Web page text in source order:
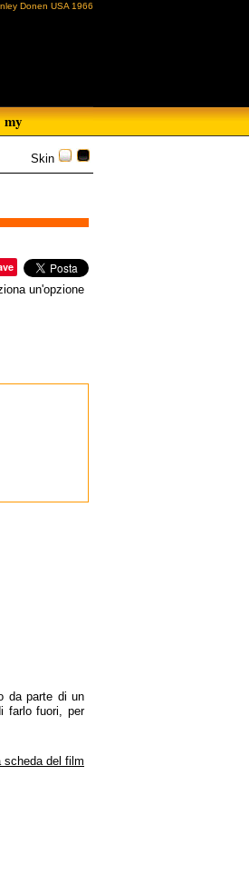
Donen USA 1966
my
Skin
un'opzione
da parte di un
farlo fuori, per
scheda del film